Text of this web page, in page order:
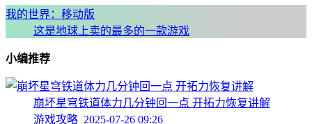
我的世界：移动版
这是地球上卖的最多的一款游戏
小编推荐
崩坏星穹铁道体力几分钟回一点 开拓力恢复讲解
游戏攻略 2025-07-26 09:26